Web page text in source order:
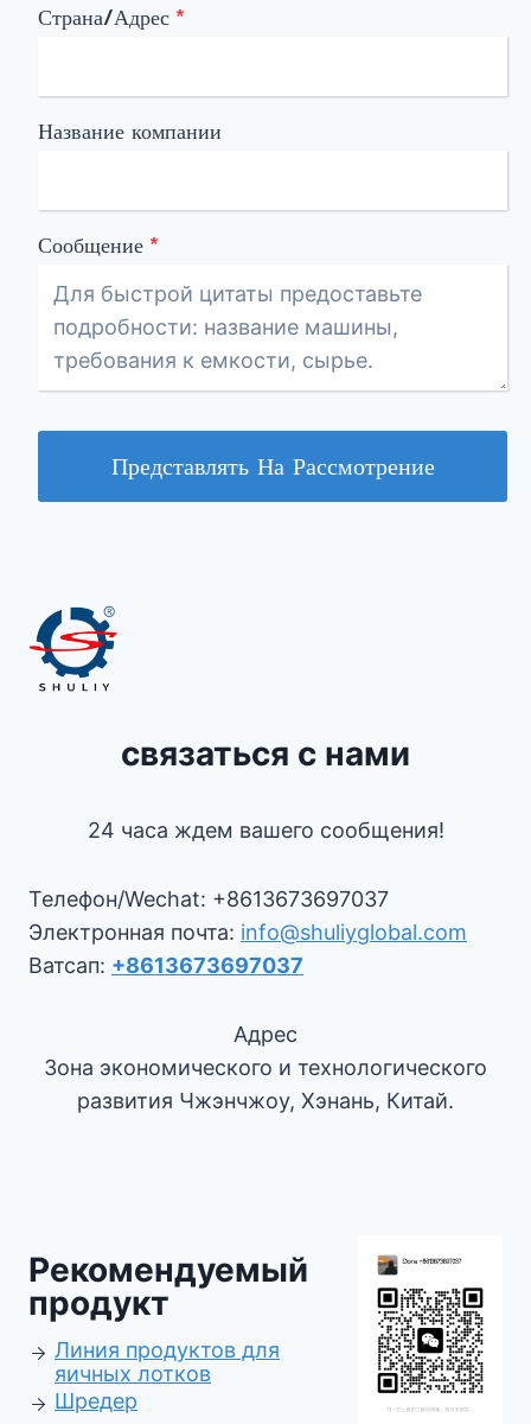
Страна/Адрес*
Название компании
Сообщение*
Представлять На Рассмотрение
связаться с нами
24 часа ждем вашего сообщения!
Телефон/Wechat: +8613673697037
Электронная почта: info@shuliyglobal.com
Ватсап: +8613673697037
Адрес
Зона экономического и технологического
развития Чжэнчжоу, Хэнань, Китай.
Рекомендуемый
продукт
Линия продуктов для
яичных лотков
Шредер